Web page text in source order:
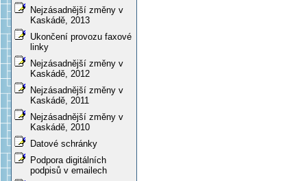
Nejzásadnější změny v
Kaskádě, 2013
Ukončení provozu faxové
linky
Nejzásadnější změny v
Kaskádě, 2012
Nejzásadnější změny v
Kaskádě, 2011
Nejzásadnější změny v
Kaskádě, 2010
Datové schránky
Podpora digitálních
podpisů v emailech